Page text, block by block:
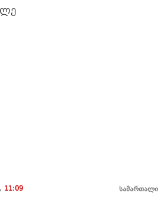
11:09 სამართალი